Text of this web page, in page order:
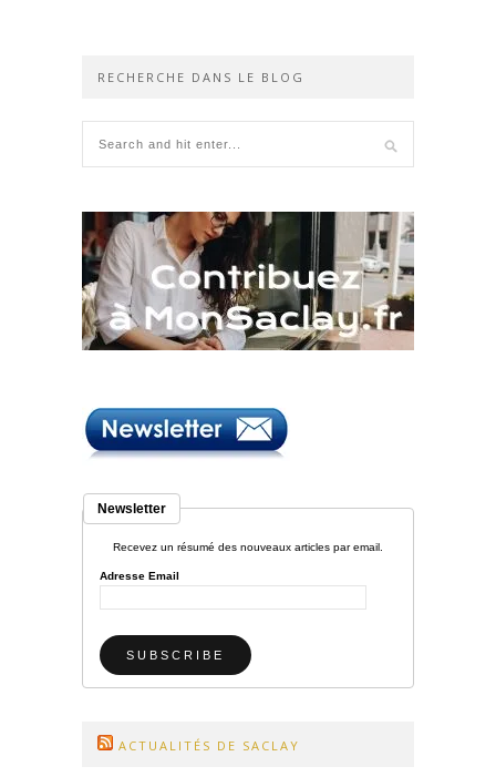
RECHERCHE DANS LE BLOG
Newsletter
Recevez un résumé des nouveaux articles par email.
Adresse Email
ACTUALITÉS DE SACLAY